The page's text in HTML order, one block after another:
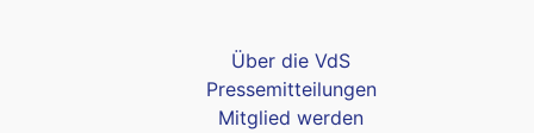
Über die VdS
Pressemitteilungen
Mitglied werden